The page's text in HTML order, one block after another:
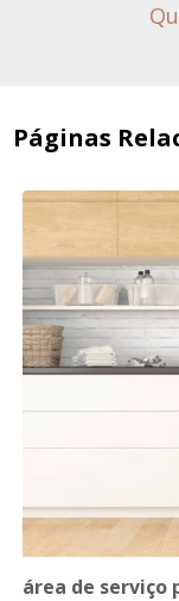
Páginas
área de serviço